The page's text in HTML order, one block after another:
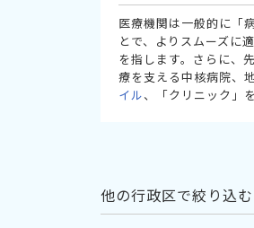
医療機関は一般的に「
とで、よりスムーズに
を指します。さらに、
療を支える中核病院、
イル、「クリニック」
他の行政区で絞り込む